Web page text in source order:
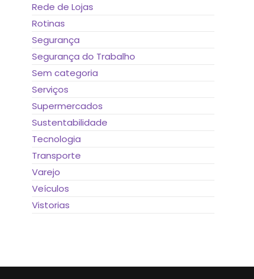
Rede de Lojas
Rotinas
Segurança
Segurança do Trabalho
Sem categoria
Serviços
Supermercados
Sustentabilidade
Tecnologia
Transporte
Varejo
Veículos
Vistorias